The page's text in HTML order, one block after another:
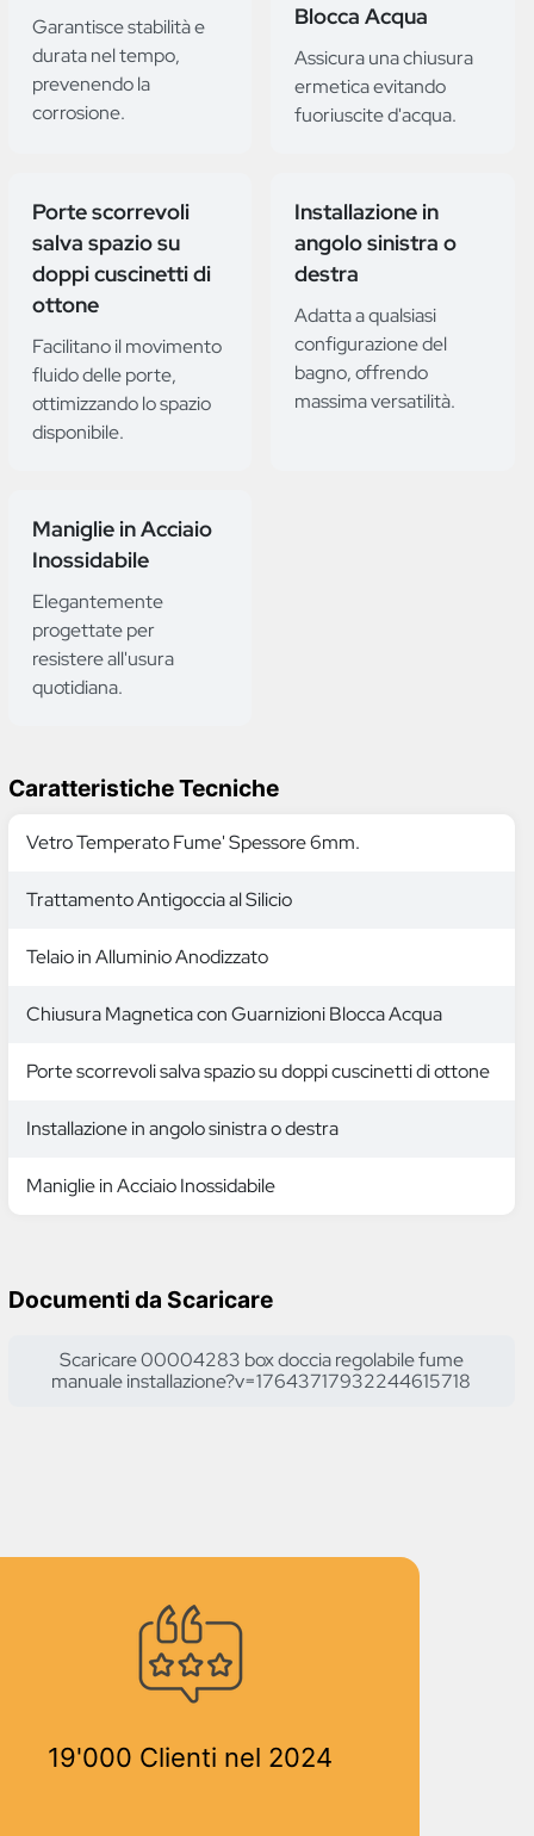
Garantisce stabilità e
durata nel tempo,
prevenendo la
corrosione.
Blocca Acqua
Assicura una chiusura
ermetica evitando
fuoriuscite d'acqua.
Porte scorrevoli
salva spazio su
doppi cuscinetti di
ottone
Facilitano il movimento
fluido delle porte,
ottimizzando lo spazio
disponibile.
Installazione in
angolo sinistra o
destra
Adatta a qualsiasi
configurazione del
bagno, offrendo
massima versatilità.
Maniglie in Acciaio
Inossidabile
Elegantemente
progettate per
resistere all'usura
quotidiana.
Caratteristiche Tecniche
Vetro Temperato Fume' Spessore 6mm.
Trattamento Antigoccia al Silicio
Telaio in Alluminio Anodizzato
Chiusura Magnetica con Guarnizioni Blocca Acqua
Porte scorrevoli salva spazio su doppi cuscinetti di ottone
Installazione in angolo sinistra o destra
Maniglie in Acciaio Inossidabile
Documenti da Scaricare
Scaricare 00004283 box doccia regolabile fume
manuale installazione?v=17643717932244615718
19'000 Clienti nel 2024